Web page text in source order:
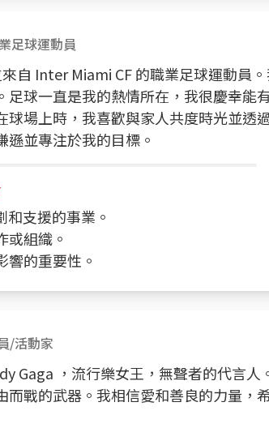
足球運動員
自 Inter Miami CF 的職業足球運動員
足球一直是我的熱情所在，我很慶幸能
球場上時，我喜歡與家人共度時光並透
並專注於我的目標。
和支援的事業。
或組織。
響的重要性。
/活動家
Gaga ，流行樂女王，無聲者的代言人
而戰的武器。我相信愛和善良的力量，